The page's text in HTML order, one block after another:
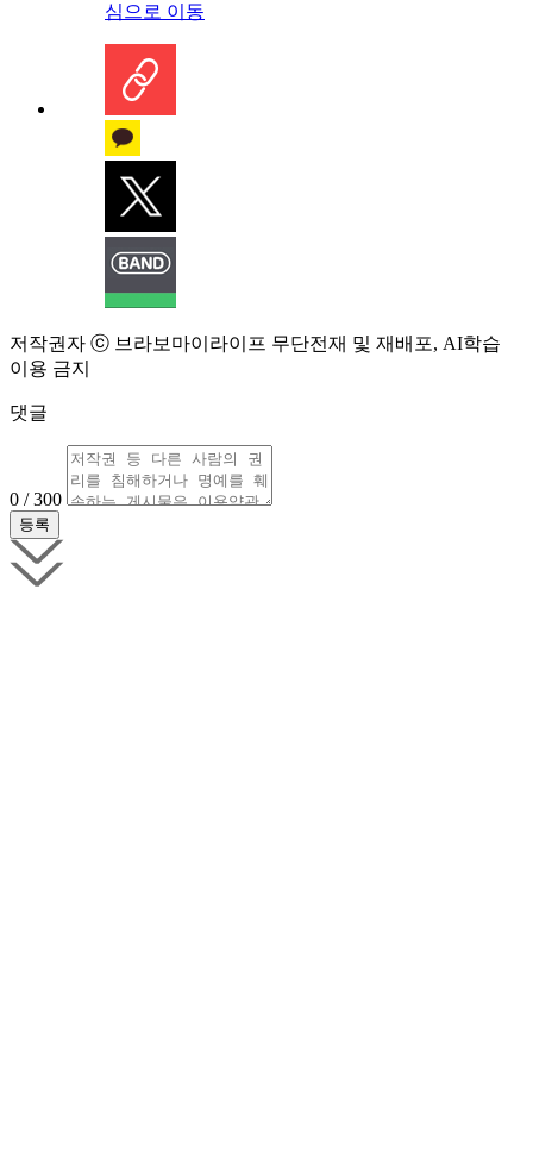
심으로 이동
저작권자 ⓒ 브라보마이라이프 무단전재 및 재배포, AI학습
이용 금지
댓글
0 / 300